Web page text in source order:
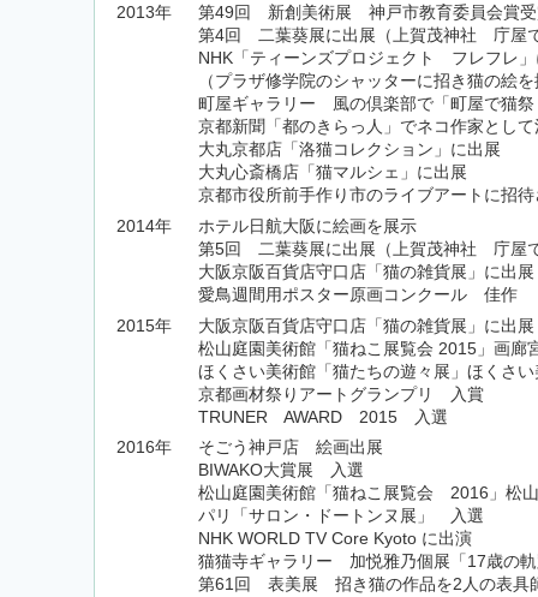
2013年
第49回 新創美術展 神戸市教育委員会賞
第4回 二葉葵展に出展（上賀茂神社 庁屋
NHK「ティーンズプロジェクト フレフレ
（プラザ修学院のシャッターに招き猫の絵
町屋ギャラリー 風の倶楽部で「町屋で猫祭
京都新聞「都のきらっ人」でネコ作家とし
大丸京都店「洛猫コレクション」に出展
大丸心斎橋店「猫マルシェ」に出展
京都市役所前手作り市のライブアートに招
2014年
ホテル日航大阪に絵画を展示
第5回 二葉葵展に出展（上賀茂神社 庁屋
大阪京阪百貨店守口店「猫の雑貨展」に出展
愛鳥週間用ポスター原画コンクール 佳作
2015年
大阪京阪百貨店守口店「猫の雑貨展」に出展
松山庭園美術館「猫ねこ展覧会 2015」画廊
ほくさい美術館「猫たちの遊々展」ほくさ
京都画材祭りアートグランプリ 入賞
TRUNER AWARD 2015 入選
2016年
そごう神戸店 絵画出展
BIWAKO大賞展 入選
松山庭園美術館「猫ねこ展覧会 2016」松
パリ「サロン・ドートンヌ展」 入選
NHK WORLD TV Core Kyoto に出演
猫猫寺ギャラリー 加悦雅乃個展「17歳の
第61回 表美展 招き猫の作品を2人の表具